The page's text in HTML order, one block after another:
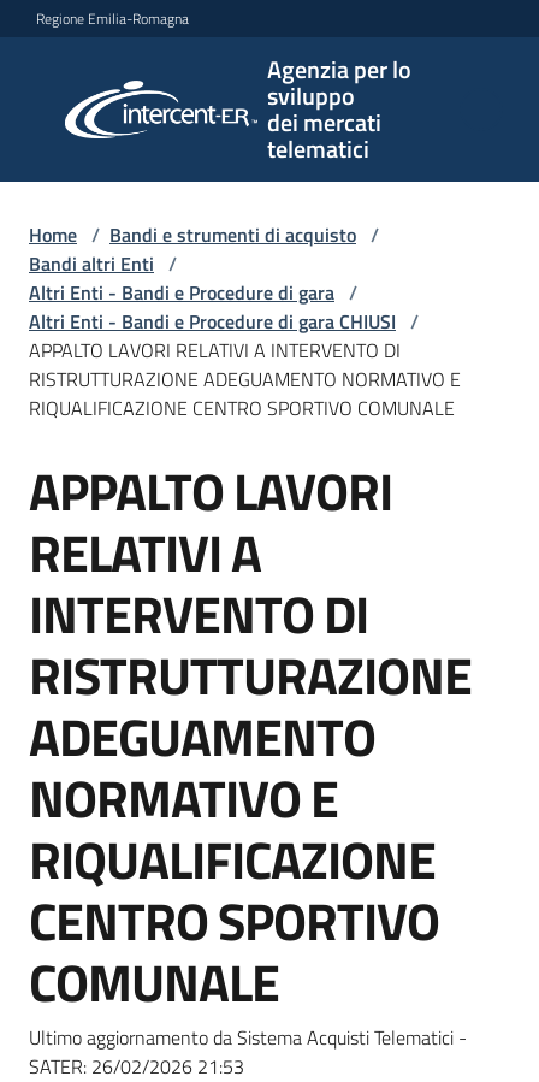
Vai al contenuto
Vai alla navigazione
Vai al footer
Regione Emilia-Romagna
Agenzia per lo
sviluppo
dei mercati
telematici
per lo
sviluppo
telematici
L'Agenzia
e
strumenti
acquisto
Supporto
Piattaforme
telematiche
English
site
Home / Bandi e strumenti di acquisto /
Bandi altri Enti /
Altri Enti - Bandi e Procedure di gara /
Altri Enti - Bandi e Procedure di gara CHIUSI /
APPALTO LAVORI RELATIVI A INTERVENTO DI
RISTRUTTURAZIONE ADEGUAMENTO NORMATIVO E
RIQUALIFICAZIONE CENTRO SPORTIVO COMUNALE
Salta al contenuto
APPALTO LAVORI
RELATIVI A
INTERVENTO DI
RISTRUTTURAZIONE
ADEGUAMENTO
NORMATIVO E
RIQUALIFICAZIONE
CENTRO SPORTIVO
COMUNALE
Ultimo aggiornamento da Sistema Acquisti Telematici -
SATER: 26/02/2026 21:53